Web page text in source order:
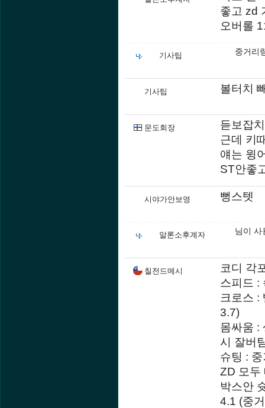
좋고 zd
오버롤
기사팁 중거리
기사팁 볼터치
문도회장
듣보잡
근데 키
얘는 윙
ST안좋
시야가안보영 뻥스텟
알론소후계자 님이 사
칠전드메시
코디 각
스피드 :
크로스 :
3.7)
몸싸움 :
시 잘버
슈팅 :
ZD 모두
박스안
4.1 (중